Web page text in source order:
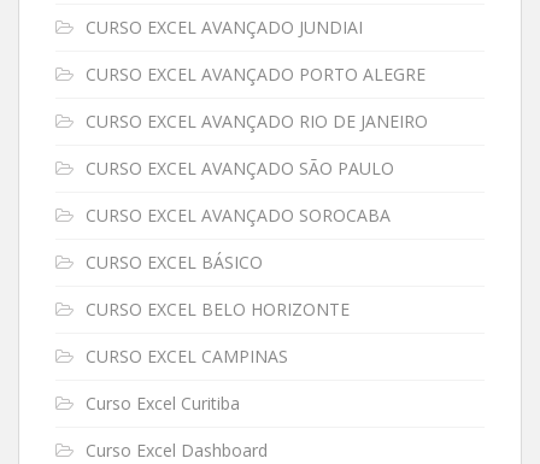
CURSO EXCEL AVANÇADO JUNDIAI
CURSO EXCEL AVANÇADO PORTO ALEGRE
CURSO EXCEL AVANÇADO RIO DE JANEIRO
CURSO EXCEL AVANÇADO SÃO PAULO
CURSO EXCEL AVANÇADO SOROCABA
CURSO EXCEL BÁSICO
CURSO EXCEL BELO HORIZONTE
CURSO EXCEL CAMPINAS
Curso Excel Curitiba
Curso Excel Dashboard